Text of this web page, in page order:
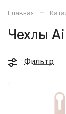
Главная –
Чехлы
Фильтр